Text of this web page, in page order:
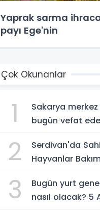
Yaprak sarma
payı Ege'nin
Çok Okunanlar
1
Sakarya
bugün vefat
2
Serdivan'da
Hayvanlar
Yuva
3
Bugün yurt
nasıl olacak? 5